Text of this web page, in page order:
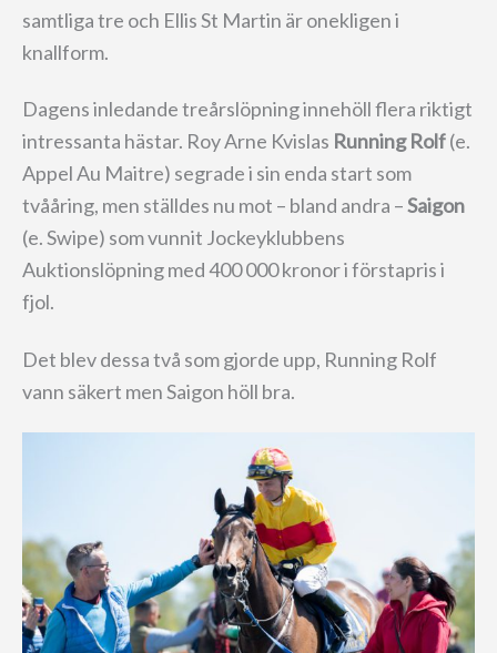
samtliga tre och Ellis St Martin är onekligen i
knallform.
Dagens inledande treårslöpning innehöll flera riktigt
intressanta hästar. Roy Arne Kvislas Running Rolf(e.
Appel Au Maitre) segrade i sin enda start som
tvååring, men ställdes nu mot – bland andra –Saigon
(e. Swipe) som vunnit Jockeyklubbens
Auktionslöpning med 400 000 kronor i förstapris i
fjol.
Det blev dessa två som gjorde upp, Running Rolf
vann säkert men Saigon höll bra.